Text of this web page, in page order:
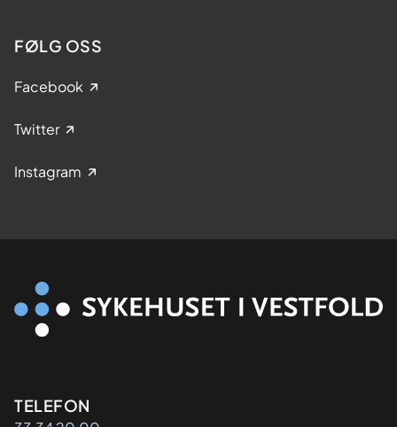
FØLG OSS
Facebook
Twitter
Instagram
Kontaktinformasjon
TELEFON